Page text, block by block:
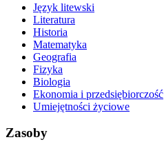
Język litewski
Literatura
Historia
Matematyka
Geografia
Fizyka
Biologia
Ekonomia i przedsiębiorczość
Umiejętności życiowe
Zasoby